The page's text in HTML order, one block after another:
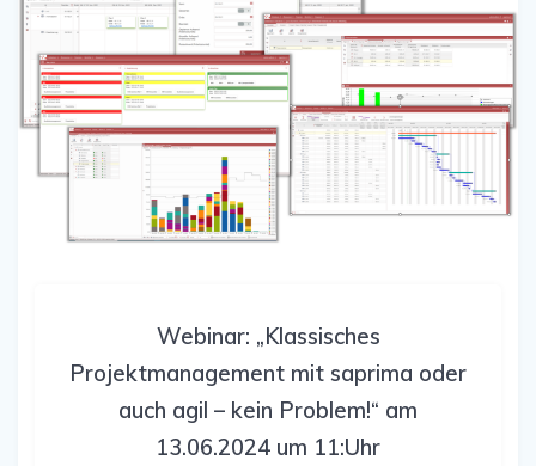
Webinar: „Klassisches
Projektmanagement mit saprima oder
auch agil – kein Problem!“ am
13.06.2024 um 11:Uhr